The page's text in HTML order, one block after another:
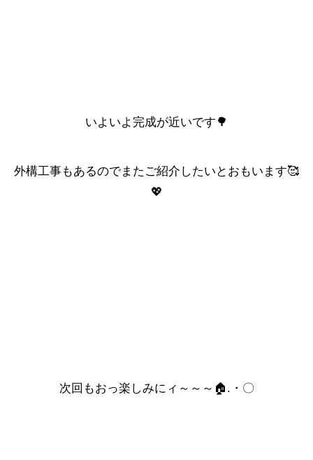
いよいよ完成が近いです🌳
外構工事もあるのでまたご紹介したいとおもいます🥰
💖
次回もおっ楽しみにィ～～～🏠.・〇